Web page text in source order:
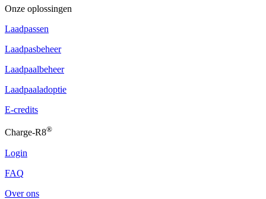
Onze oplossingen
Laadpassen
Laadpasbeheer
Laadpaalbeheer
Laadpaaladoptie
E-credits
Charge-R8®
Login
FAQ
Over ons